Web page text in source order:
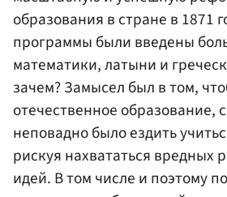
образования в стране в 1871
программы были введены
математики, латыни и
зачем? Замысел был в том,
отечественное образование,
неповадно было ездить
рискуя нахвататься вредных
идей. В том числе и поэтому